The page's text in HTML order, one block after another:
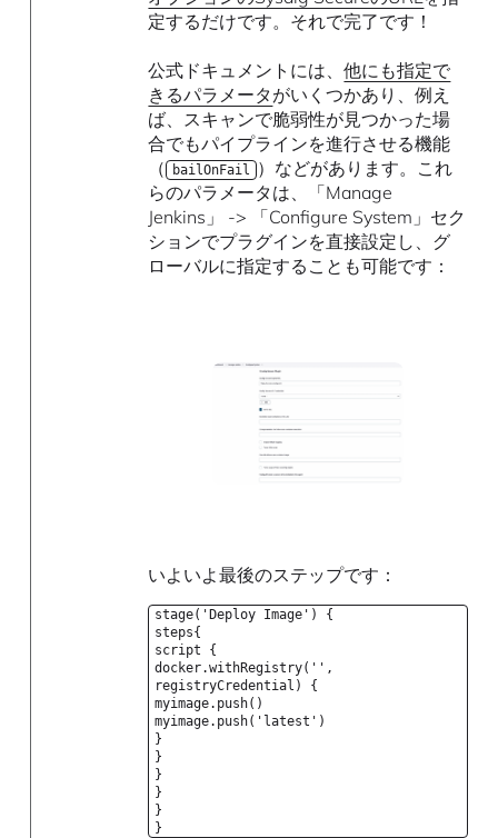
定するだけです。それで完了です！
公式ドキュメントには、他にも指定で
きるパラメータがいくつかあり、例え
ば、スキャンで脆弱性が見つかった場
合でもパイプラインを進行させる機能
（ bailOnFail ）などがあります。これ
らのパラメータは、「Manage
Jenkins」 -> 「Configure System」セク
ションでプラグインを直接設定し、グ
ローバルに指定することも可能です：
いよいよ最後のステップです：
stage('Deploy Image') {
steps{
script {
docker.withRegistry('',
registryCredential) {
myimage.push()
myimage.push('latest')
}
}
}
}
}
}